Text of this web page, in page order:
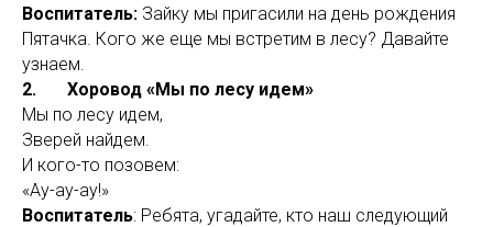
Воспитатель: Зайку мы пригасили на день рождения
Пятачка. Кого же еще мы встретим в лесу? Давайте
узнаем.
2. Хоровод «Мы по лесу идем»
Мы по лесу идем,
Зверей найдем.
И кого-то позовем:
«Ау-ау-ау!»
Воспитатель: Ребята, угадайте, кто наш следующий